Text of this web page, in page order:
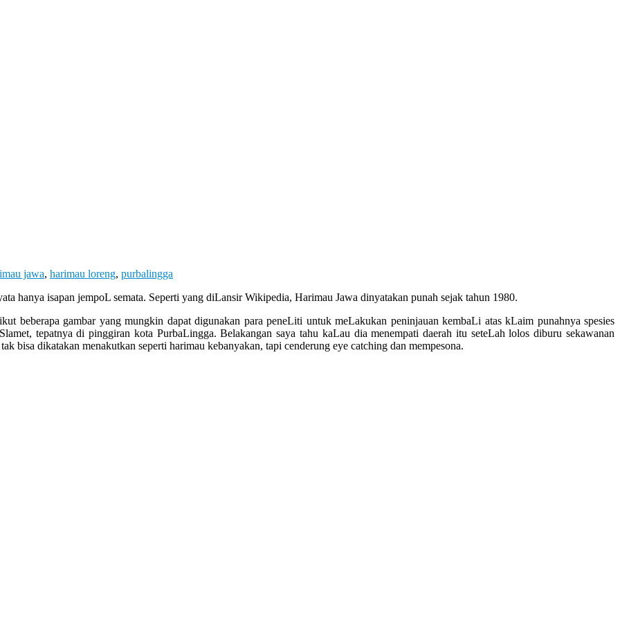
jawa, harimau loreng, purbalingga
hanya isapan jempoL semata. Seperti yang diLansir Wikipedia, Harimau Jawa dinyatakan punah sejak tahun 1980.
beberapa gambar yang mungkin dapat digunakan para peneLiti untuk meLakukan peninjauan kembaLi atas kLaim punahnya spesies
tepatnya di pinggiran kota PurbaLingga. Belakangan saya tahu kaLau dia menempati daerah itu seteLah lolos diburu sekawanan
bisa dikatakan menakutkan seperti harimau kebanyakan, tapi cenderung eye catching dan mempesona.